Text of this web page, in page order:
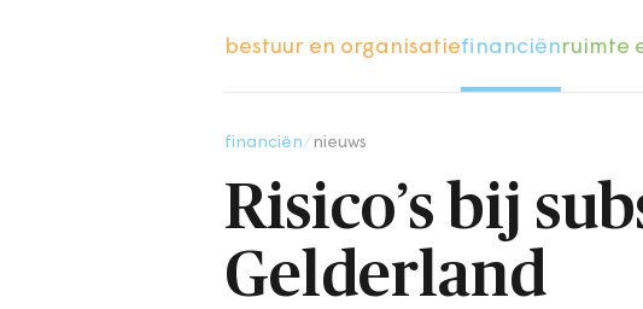
bestuur en organisatiefinanciënruimte
financiën nieuws
Risico’s bij
Gelderland